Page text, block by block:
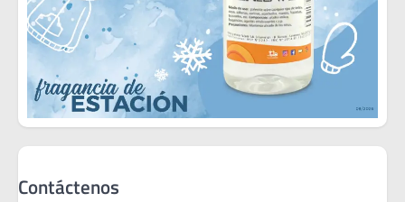
Contáctenos